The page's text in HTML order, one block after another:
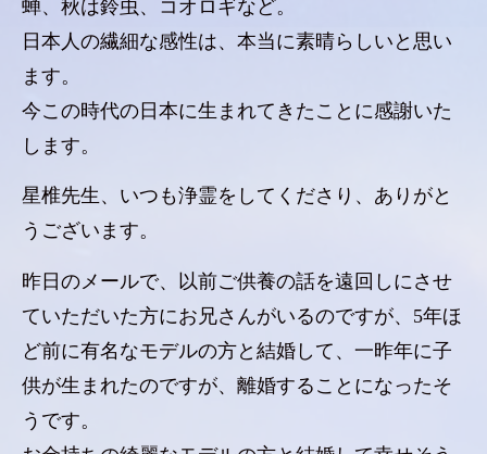
蝉、秋は鈴虫、コオロギなど。
日本人の繊細な感性は、本当に素晴らしいと思い
ます。
今この時代の日本に生まれてきたことに感謝いた
します。
星椎先生、いつも浄霊をしてくださり、ありがと
うございます。
昨日のメールで、以前ご供養の話を遠回しにさせ
ていただいた方にお兄さんがいるのですが、5年ほ
ど前に有名なモデルの方と結婚して、一昨年に子
供が生まれたのですが、離婚することになったそ
うです。